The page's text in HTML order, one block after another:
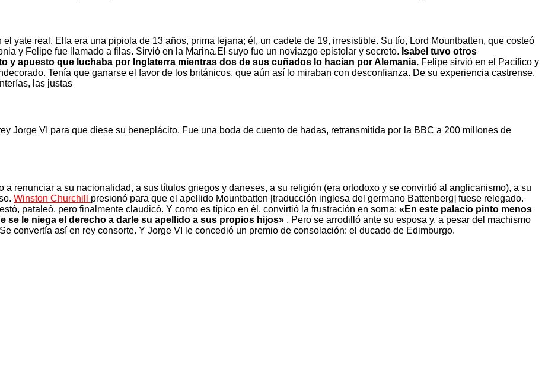
yate real. Ella era una pipiola de 13 años, prima lejana; él, un cadete de 19, irresistible. Su tío, Lord Mountbatten, que costeó
y Felipe fue llamado a filas. Sirvió en la Marina.El suyo fue un noviazgo epistolar y secreto. Isabel tuvo otros
y apuesto que luchaba por Inglaterra mientras dos de sus cuñados lo hacían por Alemania. Felipe sirvió en el Pacífico y
Tenía que ganarse el favor de los británicos, que aún así lo miraban con desconfianza. De su experiencia castrense,
las justas
Jorge VI para que diese su beneplácito. Fue una boda de cuento de hadas, retransmitida por la BBC a 200 millones de
renunciar a su nacionalidad, a sus títulos griegos y daneses, a su religión (era ortodoxo y se convirtió al anglicanismo), a su
Winston Churchill
presionó para que el apellido Mountbatten [traducción inglesa del germano Battenberg] fuese relegado.
pataleó, pero finalmente claudicó. Y como es típico en él, convirtió la frustración en sorna: «En este palacio pinto menos
se le niega el derecho a darle su apellido a sus propios hijos» . Pero se arrodilló ante su esposa y, a pesar del machismo
convertía así en rey consorte. Y Jorge VI le concedió un premio de consolación: el ducado de Edimburgo.